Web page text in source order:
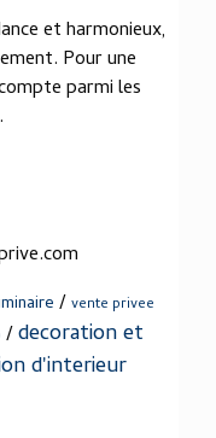
et harmonieux,
Pour une
parmi les
/ vente privee
/decoration et
d'interieur